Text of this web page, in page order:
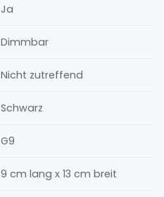
Ja
Dimmbar
Nicht zutreffend
Schwarz
G9
9 cm lang x 13 cm breit